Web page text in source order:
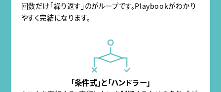
回数だけ「繰り返す」のがループです。Playbookがわかり
やすく完結になります。
「条件式」と「ハンドラー」